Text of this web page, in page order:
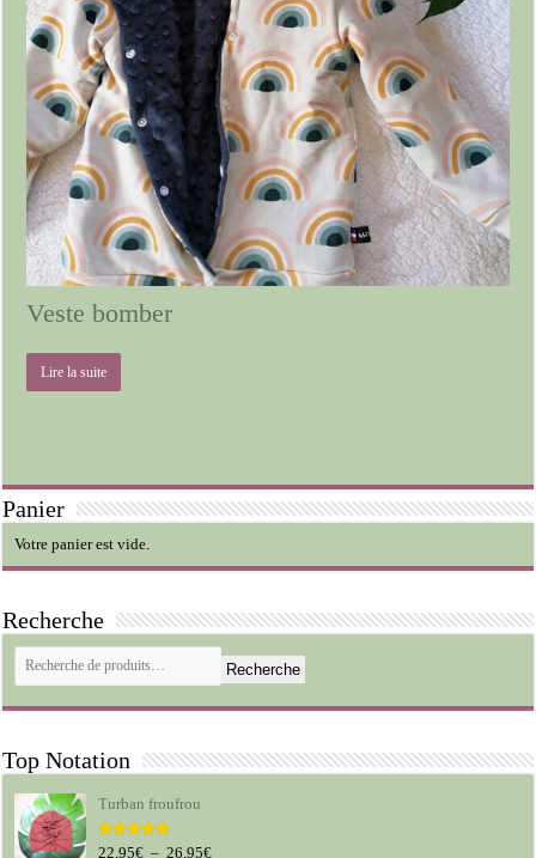
Veste bomber
Lire la suite
Panier
Votre panier est vide.
Recherche
Recherche
Top Notation
Turban froufrou
Note5.00
22,95€ – 26,95€Plage